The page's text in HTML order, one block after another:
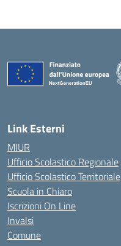
Link Esterni
MIUR
Ufficio Scolastico Regionale
Ufficio Scolastico Territoriale
Scuola in Chiaro
Iscrizioni On Line
Invalsi
Comune